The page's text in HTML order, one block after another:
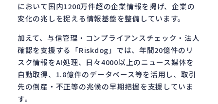
において国内1200万件超の企業情報を掲げ、企業の
変化の兆しを捉える情報基盤を整備しています。
加えて、与信管理・コンプライアンスチェック・法人
確認を支援する「Riskdog」では、年間20億件のリ
スク情報をAI処理、日々4000以上のニュース媒体を
自動取得、1.8億件のデータベース等を活用し、取引
先の倒産・不正等の兆候の早期把握を支援していま
す。